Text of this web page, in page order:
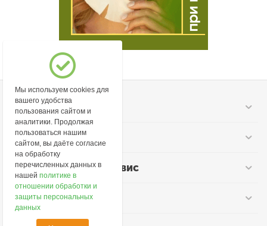
Моя учетная запись
Информация
Покупательский сервис
Контакты
Мы используем cookies для
вашего удобства
пользования сайтом и
аналитики. Продолжая
пользоваться нашим
сайтом, вы даёте согласие
на обработку
перечисленных данных в
нашейполитике в
отношении обработки и
защиты персональных
данных